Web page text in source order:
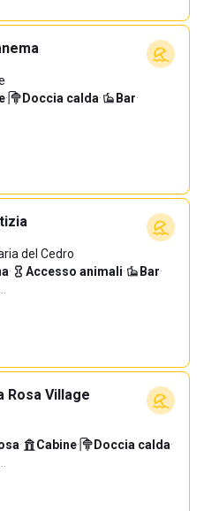
· Doccia calda· Bar·
del Cedro
· Accesso animali· Bar·
Rosa Village
· Cabine· Doccia calda·